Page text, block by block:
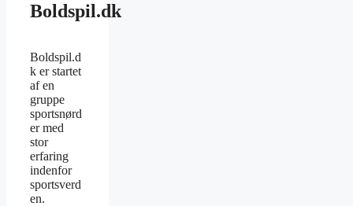
Boldspil.dk
Boldspil.d
k er startet
af en
gruppe
sportsnørd
er med
stor
erfaring
indenfor
sportsverd
en.